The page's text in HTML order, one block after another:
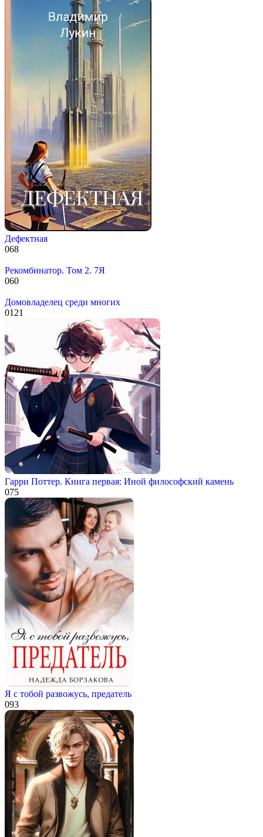
Дефектная
068
Рекомбинатор. Том 2. 7Я
060
Домовладелец среди многих
0121
Гарри Поттер. Книга первая: Иной философский камень
075
Я с тобой развожусь, предатель
093